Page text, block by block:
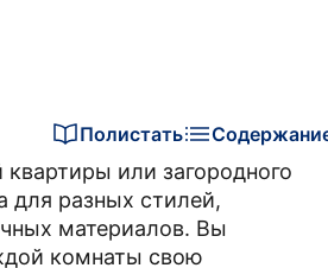
Полистать
или загородного
для разных стилей,
материалов. Вы
комнаты свою